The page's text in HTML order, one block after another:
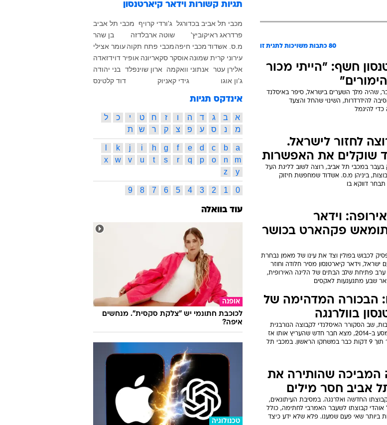
80 כתבות משויכות לתגית זו
חשף: "הייתי מכור
שהיה מלך השערים בישראל, סיפר באיסלנד
להידרדרות, השינוי שהחל והצעד
להיגמל
לחזור לישראל.
שוקלים את האפשרות
בעבר במכבי תל אביב, רוצה לשוב לליגת העל
ביניהן מ.ס. אשדוד שמחפשת חיזוק
דווקא בו
וידאר
פקהארט בכושר
לכבוש בפולין וצד את עינו של מאמן נבחרת
וידאר קיארטנסון מסיר חלודה וחוזר
ערב פתיחת שלב הבתים של הליגה האירופית,
שבע מתגעגעות לאקסים
הבכורה המדהימה של
בוולרנגה
שב הסקורר האיסלנדי לקבוצה הנורבגית
האהובה בה החל את המסע ב-2014, מצא חבר חדש שהעריץ אותו אז
מהיציע, והפציץ שלושער תוך 9 דקות כבר במשחקו הראשון. במכבי תל
המביכה שהותירה את
אביב חסר מילים
החדשה ואלרנגה. במסיבת העיתונאים,
אוהדי קבוצתו לשעבר האמרבי לחתימה, כולל
ביותר שאי פעם שמענו. פלא שלא ידע כיצד
תגיות קשורות וידאר קיארטנסון
מכבי תל אביב בכדורגל ג'ורדי קרויף
מכבי תל אביב
פרדראג ראיקוביץ'
שוטה ארבלדזה
בן שהר
מ.ס. אשדודמכבי חיפהמכבי פתח תקוהעומר אצילי
עירוני קרית שמונה אוסקר סקאריונה אופיר דוידזאדה
אלירן עטר
אנתוני וואקמה ארון שוינפלד בני יהודה
ג'ון אוגו
גידי קאניוק דוד קלטינס
אינדקס תגיות
א ב ג ד ה ו ז ח ט י כ
ל
מ
נ ס ע פ צ ק ר ש ת
a
b
c
d
e
f
g
h
i
j
k
m
n
o
p
q
r
s
t
u
v
w
x
y
z
0
1
2
3
4
5
6
7
8
9
עוד בוואלה
אופנה
לכוכבת חתונמי יש "צלקת סקסית". מנחשים
איפה?
טכנולוגיה